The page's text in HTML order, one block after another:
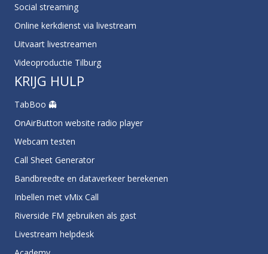
Social streaming
Online kerkdienst via livestream
Uitvaart livestreamen
Videoproductie Tilburg
KRIJG HULP
TabBoo 👻
OnAirButton website radio player
Webcam testen
Call Sheet Generator
Bandbreedte en dataverkeer berekenen
Inbellen met vMix Call
Riverside FM gebruiken als gast
Livestream helpdesk